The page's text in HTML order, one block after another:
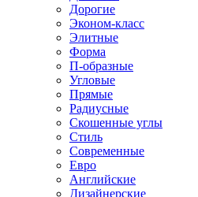
Дорогие
Эконом-класс
Элитные
Форма
П-образные
Угловые
Прямые
Радиусные
Скошенные углы
Стиль
Современные
Евро
Английские
Дизайнерские